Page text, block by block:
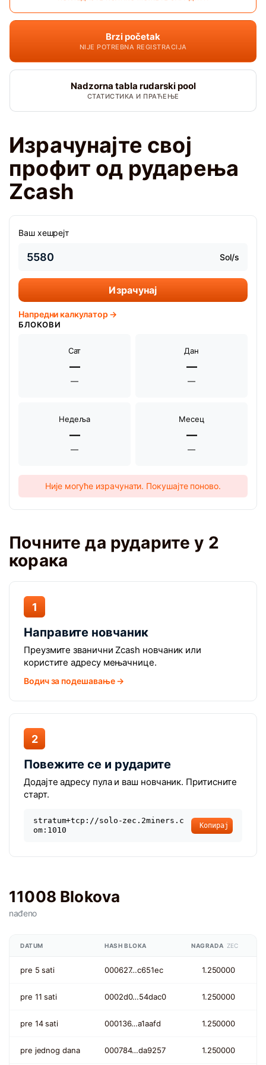
Brzi početak
NIJE POTREBNA REGISTRACIJA
Nadzorna tabla rudarski pool
СТАТИСТИКА И ПРАЋЕЊЕ
Израчунајте свој
профит од рударења
Zcash
Ваш хешрејт
Sol/s
Израчунај
Напредни калкулатор →
БЛОКОВИ
Сат
—
—
Дан
—
—
Недеља
—
—
Месец
—
—
Није могуће израчунати. Покушајте поново.
Почните да рударите у 2
корака
1
Направите новчаник
Преузмите званични Zcash новчаник или
користите адресу мењачнице.
Водич за подешавање →
2
Повежите се и рударите
Додајте адресу пула и ваш новчаник. Притисните
старт.
stratum+tcp://solo-zec.2miners.c
om:1010
Копирај
11008 Blokova
nađeno
DATUM HASH BLOKA NAGRADA ZEC
pre 5 sati 000627…c651ec 1.250000
pre 11 sati 0002d0…54dac0 1.250000
pre 14 sati 000136…a1aafd 1.250000
pre jednog dana 000784…da9257 1.250000